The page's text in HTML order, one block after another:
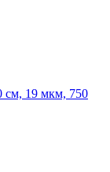
см, 19 мкм, 750